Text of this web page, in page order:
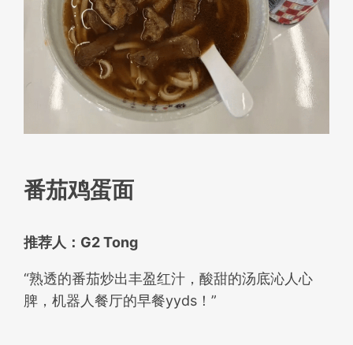
番茄鸡蛋面
推荐人：G2 Tong
“熟透的番茄炒出丰盈红汁，酸甜的汤底沁人心
脾，机器人餐厅的早餐yyds！”